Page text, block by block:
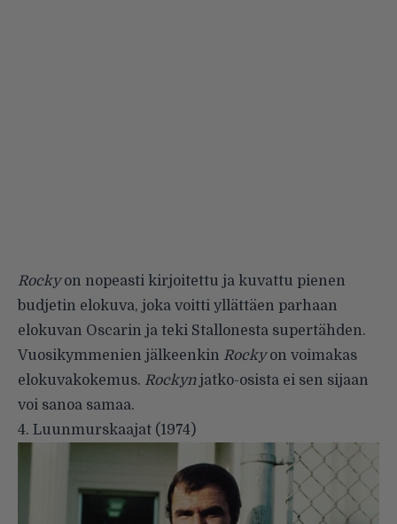
Rockyon nopeasti kirjoitettu ja kuvattu pienen
budjetin elokuva, joka voitti yllättäen parhaan
elokuvan Oscarin ja teki Stallonesta supertähden.
Vuosikymmenien jälkeenkin Rockyon voimakas
elokuvakokemus. Rockynjatko-osista ei sen sijaan
voi sanoa samaa.
4. Luunmurskaajat (1974)